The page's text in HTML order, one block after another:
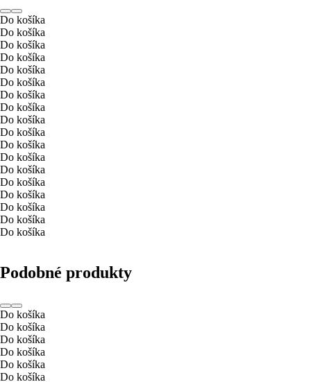
Do košíka
Do košíka
Do košíka
Do košíka
Do košíka
Do košíka
Do košíka
Do košíka
Do košíka
Do košíka
Do košíka
Do košíka
Do košíka
Do košíka
Do košíka
Do košíka
Do košíka
Do košíka
Podobné produkty
Do košíka
Do košíka
Do košíka
Do košíka
Do košíka
Do košíka